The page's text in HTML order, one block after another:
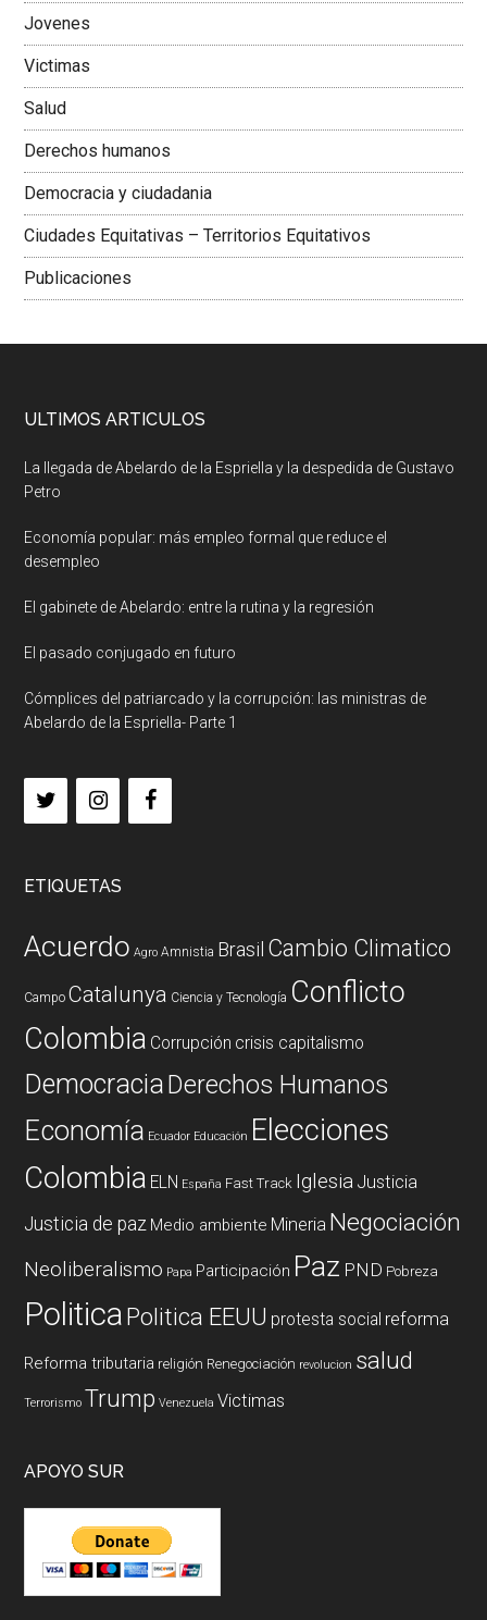
Jovenes
Victimas
Salud
Derechos humanos
Democracia y ciudadania
Ciudades Equitativas – Territorios Equitativos
Publicaciones
ULTIMOS ARTICULOS
La llegada de Abelardo de la Espriella y la despedida de Gustavo
Petro
Economía popular: más empleo formal que reduce el
desempleo
El gabinete de Abelardo: entre la rutina y la regresión
El pasado conjugado en futuro
Cómplices del patriarcado y la corrupción: las ministras de
Abelardo de la Espriella- Parte 1
ETIQUETAS
Acuerdo Agro Amnistia Brasil Cambio Climatico
Campo Catalunya Ciencia y Tecnología Conflicto
Colombia Corrupción crisis capitalismo
DemocraciaDerechos Humanos
Economía Ecuador Educación Elecciones
Colombia ELN España Fast Track Iglesia Justicia
Justicia de paz Medio ambiente Mineria Negociación
Neoliberalismo Papa Participación Paz PND Pobreza
PoliticaPolitica EEUU protesta social reforma
Reforma tributaria religión Renegociación revolucion salud
Terrorismo Trump Venezuela Victimas
APOYO SUR